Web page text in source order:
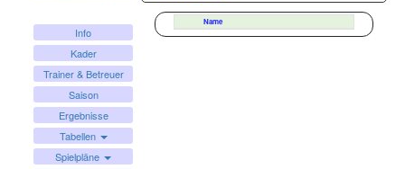
Info
Kader
Trainer & Betreuer
Saison
Ergebnisse
Tabellen
Spielpläne
Name